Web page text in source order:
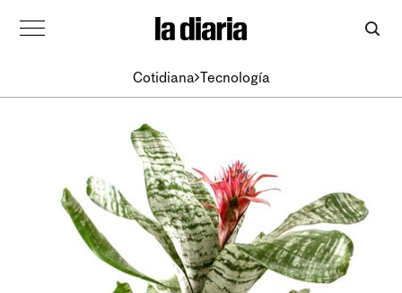
Cotidiana Tecnología